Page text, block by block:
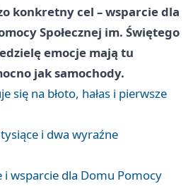
konkretny cel – wsparcie dla
Społecznej im. Świętego
emocje mają tu
jak samochody.
się na błoto, hałas i pierwsze
i dwa wyraźne
i wsparcie dla Domu Pomocy